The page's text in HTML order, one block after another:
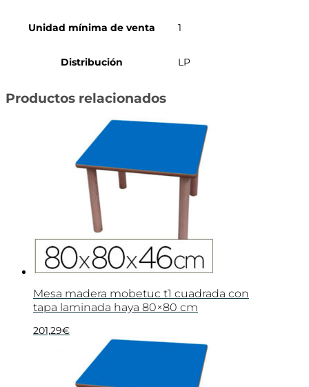
Unidad mínima de venta 1
Distribución LP
Productos relacionados
Mesa madera mobetuc t1 cuadrada con
tapa laminada haya 80×80 cm
201,29€